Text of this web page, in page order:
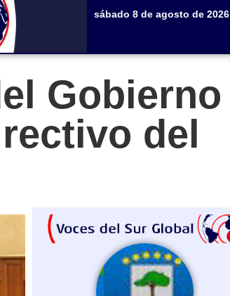
sábado 8 de agosto de 2026
Gobierno
del